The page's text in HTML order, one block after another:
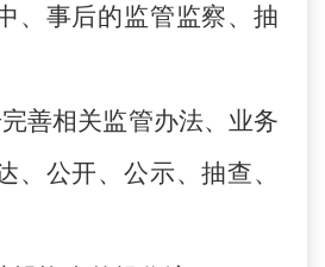
、事后的监管监察、抽
善相关监管办法、业务
、公开、公示、抽查、